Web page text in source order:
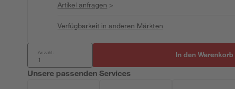
Artikel anfragen >
Verfügbarkeit in anderen Märkten
Anzahl: In den Warenkorb
Unsere passenden Services